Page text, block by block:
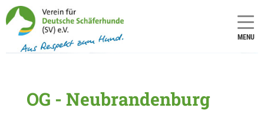
MENU
OG - Neubrandenburg